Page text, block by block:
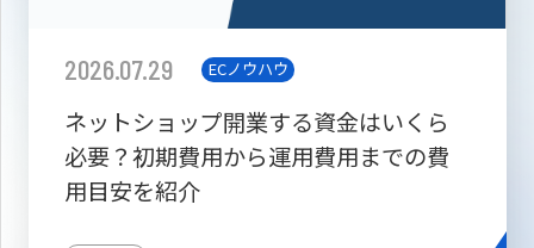
2026.07.29 ECノウハウ
ネットショップ開業する資金はいくら
必要？初期費用から運用費用までの費
用目安を紹介